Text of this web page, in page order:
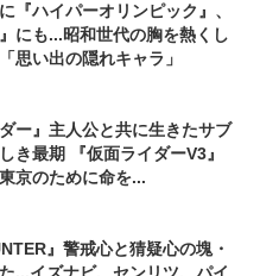
『ハイパーオリンピック』、
にも...昭和世代の胸を熱くし
思い出の隠れキャラ」
ー』主人公と共に生きたサブ
き最期 『仮面ライダーV3』
京のために命を...
』警戒心と猜疑心の塊・